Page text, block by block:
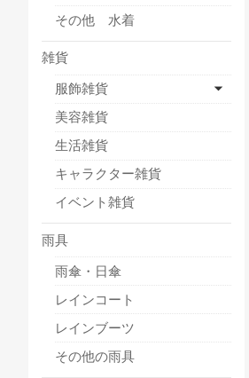
その他 水着
雑貨
服飾雑貨
美容雑貨
生活雑貨
キャラクター雑貨
イベント雑貨
雨具
雨傘・日傘
レインコート
レインブーツ
その他の雨具